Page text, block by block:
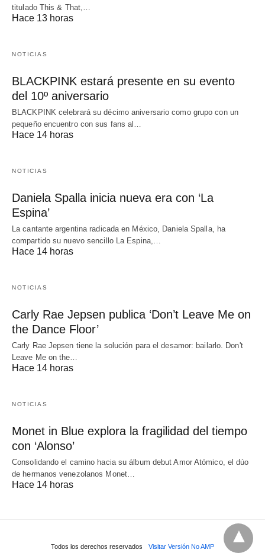
titulado This & That,…
Hace 13 horas
NOTICIAS
BLACKPINK estará presente en su evento
del 10º aniversario
BLACKPINK celebrará su décimo aniversario como grupo con un
pequeño encuentro con sus fans al…
Hace 14 horas
NOTICIAS
Daniela Spalla inicia nueva era con ‘La
Espina’
La cantante argentina radicada en México, Daniela Spalla, ha
compartido su nuevo sencillo La Espina,…
Hace 14 horas
NOTICIAS
Carly Rae Jepsen publica ‘Don’t Leave Me on
the Dance Floor’
Carly Rae Jepsen tiene la solución para el desamor: bailarlo. Don't
Leave Me on the…
Hace 14 horas
NOTICIAS
Monet in Blue explora la fragilidad del tiempo
con ‘Alonso’
Consolidando el camino hacia su álbum debut Amor Atómico, el dúo
de hermanos venezolanos Monet…
Hace 14 horas
Todos los derechos reservados Visitar Versión No AMP